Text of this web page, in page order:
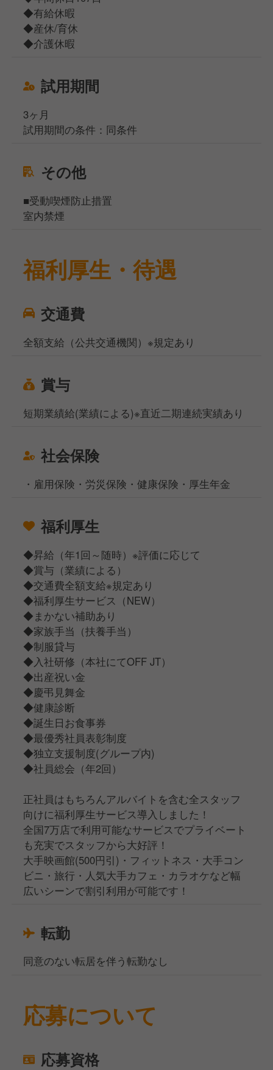
◆有給休暇
◆産休/育休
◆介護休暇
試用期間
3ヶ月
試用期間の条件：同条件
その他
■受動喫煙防止措置
室内禁煙
福利厚生・待遇
交通費
全額支給（公共交通機関）※規定あり
賞与
短期業績給(業績による)※直近二期連続実績あり
社会保険
・雇用保険・労災保険・健康保険・厚生年金
福利厚生
◆昇給（年1回～随時）※評価に応じて
◆賞与（業績による）
◆交通費全額支給※規定あり
◆福利厚生サービス（NEW）
◆まかない補助あり
◆家族手当（扶養手当）
◆制服貸与
◆入社研修（本社にてOFF JT）
◆出産祝い金
◆慶弔見舞金
◆健康診断
◆誕生日お食事券
◆最優秀社員表彰制度
◆独立支援制度(グループ内)
◆社員総会（年2回）
正社員はもちろんアルバイトを含む全スタッフ
向けに福利厚生サービス導入しました！
全国7万店で利用可能なサービスでプライベート
も充実でスタッフから大好評！
大手映画館(500円引)・フィットネス・大手コン
ビニ・旅行・人気大手カフェ・カラオケなど幅
広いシーンで割引利用が可能です！
転勤
同意のない転居を伴う転勤なし
応募について
応募資格